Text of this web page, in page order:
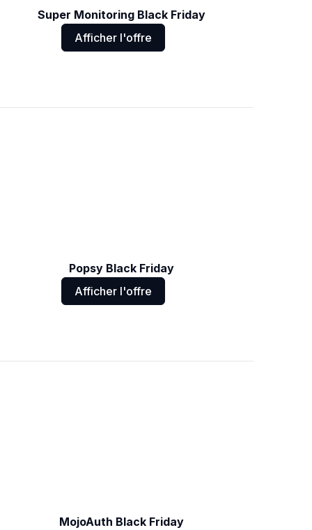
Super Monitoring Black Friday
Afficher l'offre
Popsy Black Friday
Afficher l'offre
MojoAuth Black Friday